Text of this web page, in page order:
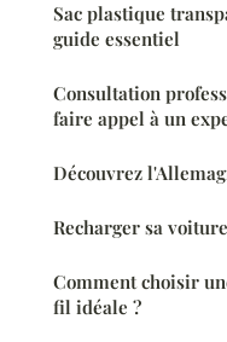
Sac plastique
guide essentiel
Consultation
faire appel à un
Découvrez
Recharger sa
Comment choisir
fil idéale ?